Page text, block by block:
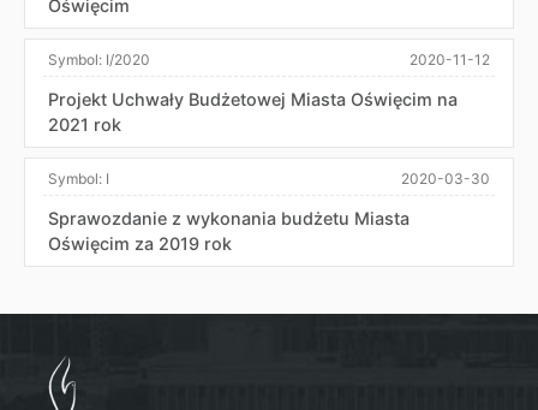
Oświęcim
Symbol: I/2020 2020-11-12
Projekt Uchwały Budżetowej Miasta Oświęcim na
2021 rok
Symbol: I 2020-03-30
Sprawozdanie z wykonania budżetu Miasta
Oświęcim za 2019 rok